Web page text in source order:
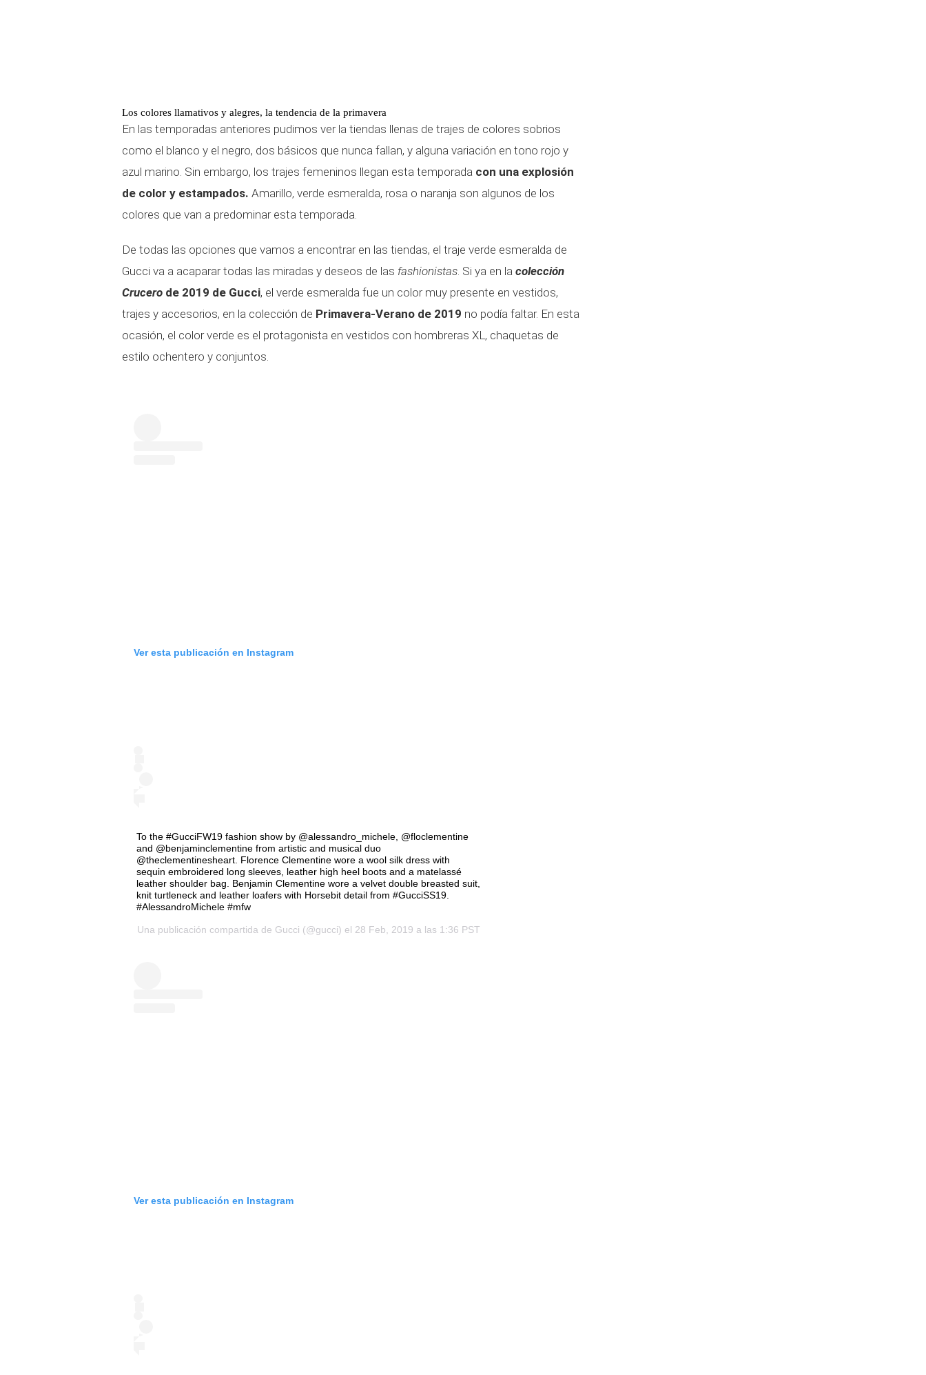
Los colores llamativos y alegres, la tendencia de la primavera
En las temporadas anteriores pudimos ver la tiendas llenas de trajes de colores sobrios
como el blanco y el negro, dos básicos que nunca fallan, y alguna variación en tono rojo y
azul marino. Sin embargo, los trajes femeninos llegan esta temporada con una explosión
de color y estampados. Amarillo, verde esmeralda, rosa o naranja son algunos de los
colores que van a predominar esta temporada.
De todas las opciones que vamos a encontrar en las tiendas, el traje verde esmeralda de
Gucci va a acaparar todas las miradas y deseos de las fashionistas. Si ya en la colección
Crucero de 2019 de Gucci, el verde esmeralda fue un color muy presente en vestidos,
trajes y accesorios, en la colección de Primavera-Verano de 2019 no podía faltar. En esta
ocasión, el color verde es el protagonista en vestidos con hombreras XL, chaquetas de
estilo ochentero y conjuntos.
Ver esta publicación en Instagram
To the #GucciFW19 fashion show by @alessandro_michele, @floclementine
and @benjaminclementine from artistic and musical duo
@theclementinesheart. Florence Clementine wore a wool silk dress with
sequin embroidered long sleeves, leather high heel boots and a matelassé
leather shoulder bag. Benjamin Clementine wore a velvet double breasted suit,
knit turtleneck and leather loafers with Horsebit detail from #GucciSS19.
#AlessandroMichele #mfw
Una publicación compartida de Gucci (@gucci) el 28 Feb, 2019 a las 1:36 PST
Ver esta publicación en Instagram